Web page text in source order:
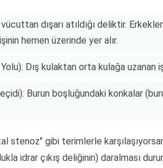
dışarı atıldığı deliktir.
hemen üzerinde yer alır.
Dış kulaktan orta kulağa uzanan
Burun boşluğundaki konkalar
stenoz" gibi terimlerle
idrar çıkış deliğinin) daralması